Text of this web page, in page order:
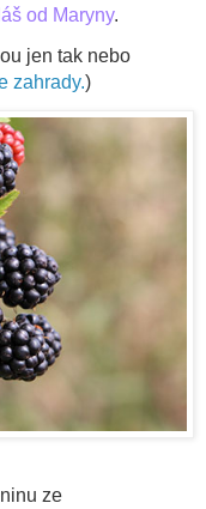
od Maryny.
jen tak nebo
zahrady.)
ze